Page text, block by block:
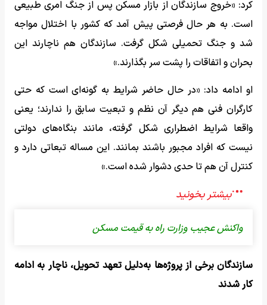
کرد: «خروج سازندگان از بازار مسکن پس از جنگ امری طبیعی
است. به هر حال فرصتی پیش آمد که کشور با اختلال مواجه
شد و جنگ تحمیلی شکل گرفت. سازندگان هم ناچارند این
بحران و اتفاقات را پشت سر بگذارند.»
او ادامه داد: «در حال حاضر شرایط به گونه‌ای است که حتی
کارگران فنی هم دیگر آن نظم و تبعیت سابق را ندارند؛ یعنی
واقعا شرایط اضطراری شکل گرفته، مانند بنگاه‌های دولتی
نیست که افراد مجبور باشند بمانند. این مساله تبعاتی دارد و
کنترل آن هم تا حدی دشوار شده است.»
واکنش عجیب وزارت راه به قیمت مسکن
سازندگان برخی از پروژه‌ها به‌دلیل تعهد تحویل، ناچار به ادامه
کار شدند